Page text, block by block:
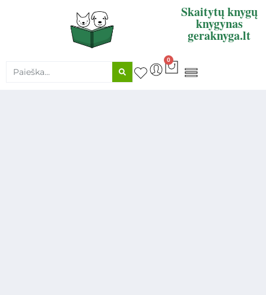
Skaitytų knygų
knygynas
geraknyga.lt
0